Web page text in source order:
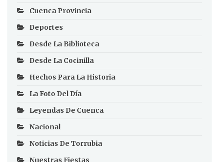
Cuenca Provincia
Deportes
Desde La Biblioteca
Desde La Cocinilla
Hechos Para La Historia
La Foto Del Día
Leyendas De Cuenca
Nacional
Noticias De Torrubia
Nuestras Fiestas